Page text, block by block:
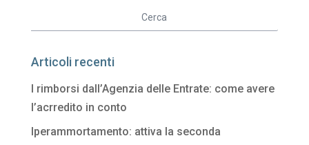
Articoli recenti
I rimborsi dall’Agenzia delle Entrate: come avere
l’acrredito in conto
Iperammortamento: attiva la seconda